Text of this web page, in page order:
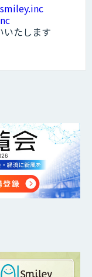
いたします